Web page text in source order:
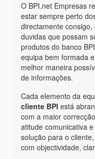
O BPI.net Empresas
estar sempre perto
directamente
duvidas que possam
produtos do banco
equipa bem formada
melhor maneira
de informações.
Cada elemento da
cliente BPI está
com a maior
atitude comunicativa
solução para o
com objectividade,